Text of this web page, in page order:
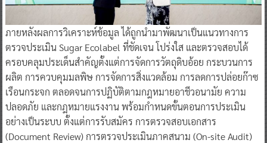
ภายหลังผลการวิเคราะห์ข้อมูล ได้ถูกนำมาพัฒนาเป็นแนวทางการ
ตรวจประเมิน Sugar Ecolabel ที่ชัดเจน โปร่งใส และตรวจสอบได้
ครอบคลุมประเด็นสำคัญตั้งแต่การจัดการวัตถุดิบอ้อย กระบวนการ
ผลิต การควบคุมมลพิษ การจัดการสิ่งแวดล้อม การลดการปล่อยก๊าซ
เรือนกระจก ตลอดจนการปฏิบัติตามกฎหมายอาชีวอนามัย ความ
ปลอดภัย และกฎหมายแรงงาน พร้อมกำหนดขั้นตอนการประเมิน
อย่างเป็นระบบ ตั้งแต่การรับสมัคร การตรวจสอบเอกสาร
(Document Review) การตรวจประเมินภาคสนาม (On-site Audit)